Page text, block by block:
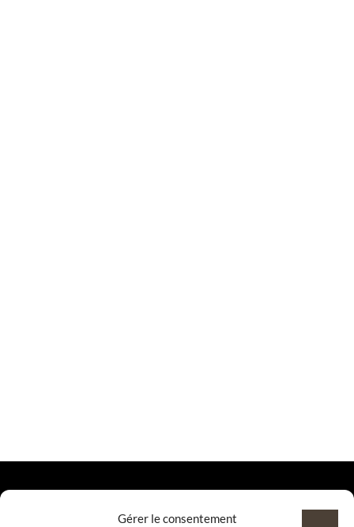
Gérer le consentement